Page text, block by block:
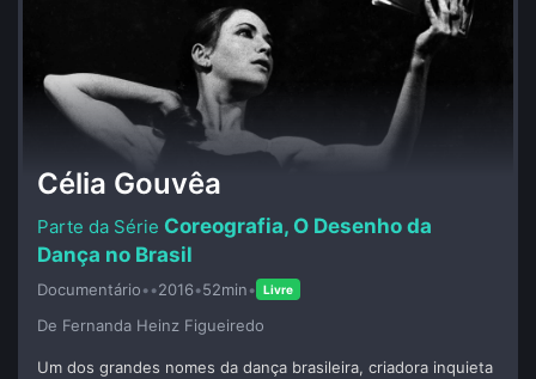
Célia Gouvêa
Coreografia, O Desenho da
Dança no Brasil
Documentário••2016•52min• Livre
De Fernanda Heinz Figueiredo
Um dos grandes nomes da dança brasileira, criadora inquieta